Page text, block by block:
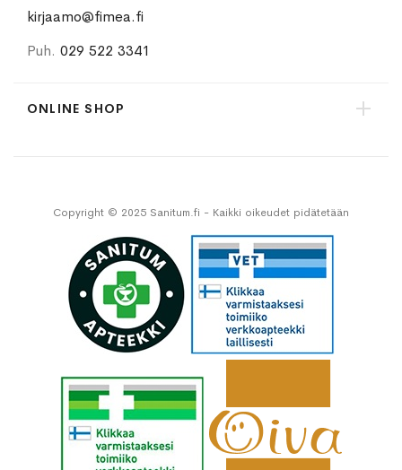
kirjaamo@fimea.fi
Puh. 029 522 3341
ONLINE SHOP
Copyright © 2025 Sanitum.fi - Kaikki oikeudet pidätetään